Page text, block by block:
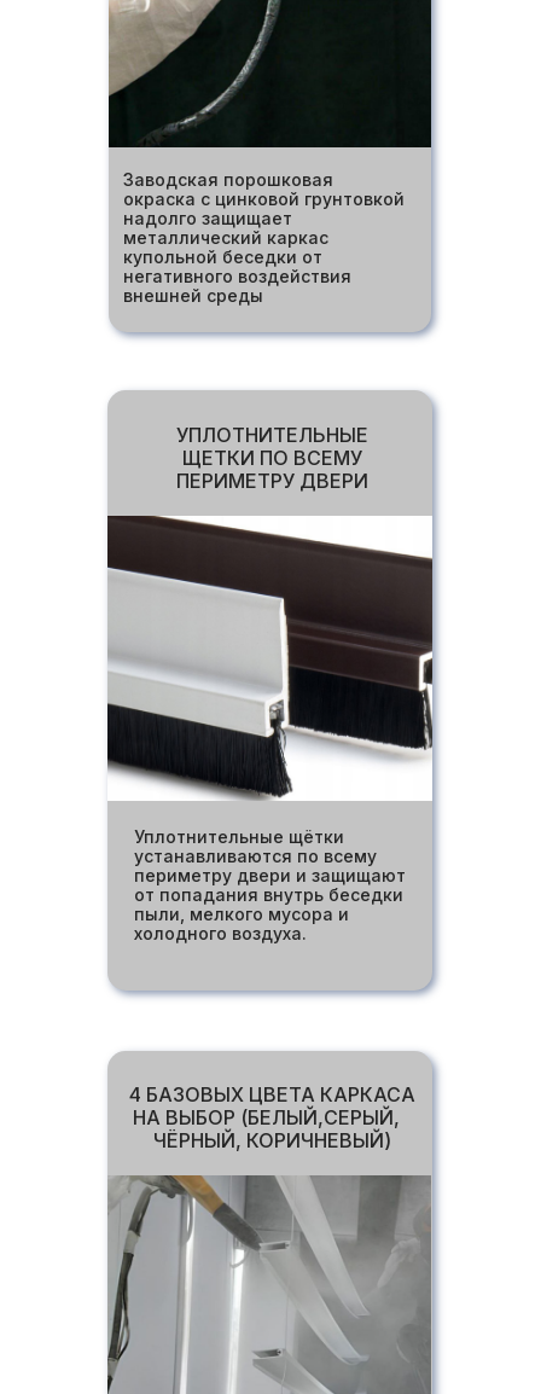
Заводская порошковая
окраска с цинковой грунтовкой
надолго защищает
металлический каркас
купольной беседки от
негативного воздействия
внешней среды
4 БАЗОВЫХ ЦВЕТА КАРКАСА
НА ВЫБОР (БЕЛЫЙ,СЕРЫЙ,
ЧЁРНЫЙ, КОРИЧНЕВЫЙ)
УПЛОТНИТЕЛЬНЫЕ
ЩЕТКИ ПО ВСЕМУ
ПЕРИМЕТРУ ДВЕРИ
Уплотнительные щётки
устанавливаются по всему
периметру двери и защищают
от попадания внутрь беседки
пыли, мелкого мусора и
холодного воздуха.